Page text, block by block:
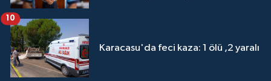
Karacasu'da feci kaza: 1 ölü ,2 yaralı
10